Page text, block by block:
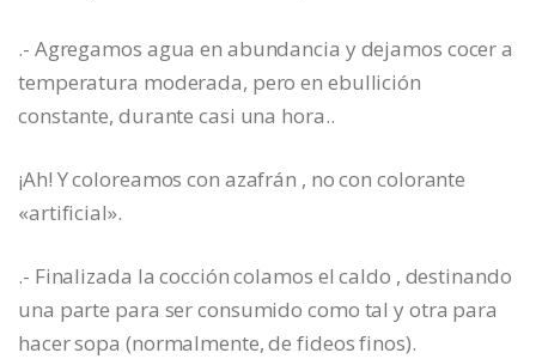
.- Agregamos agua en abundancia y dejamos cocer a
temperatura moderada, pero en ebullición
constante, durante casi una hora..
¡Ah! Y coloreamos con azafrán , no con colorante
«artificial».
.- Finalizada la cocción colamos el caldo , destinando
una parte para ser consumido como tal y otra para
hacer sopa (normalmente, de fideos finos).